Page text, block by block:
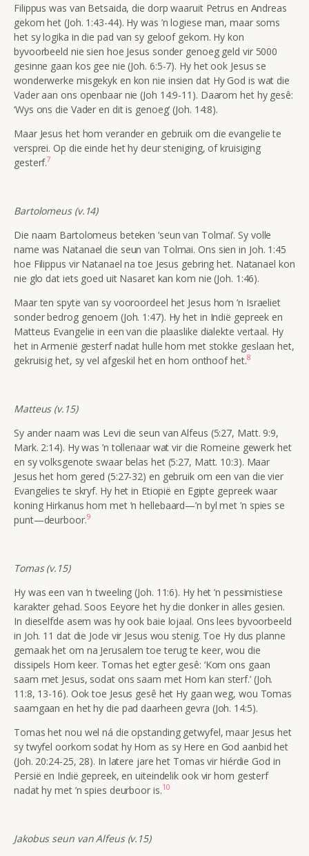
Filippus was van Betsaida, die dorp waaruit Petrus en Andreas
gekom het (Joh. 1:43-44). Hy was ’n logiese man, maar soms
het sy logika in die pad van sy geloof gekom. Hy kon
byvoorbeeld nie sien hoe Jesus sonder genoeg geld vir 5000
gesinne gaan kos gee nie (Joh. 6:5-7). Hy het ook Jesus se
wonderwerke misgekyk en kon nie insien dat Hy God is wat die
Vader aan ons openbaar nie (Joh 14:9-11). Daarom het hy gesê:
‘Wys ons die Vader en dit is genoeg’ (Joh. 14:8).
Maar Jesus het hom verander en gebruik om die evangelie te
versprei. Op die einde het hy deur steniging, of kruisiging
gesterf.7
Bartolomeus (v.14)
Die naam Bartolomeus beteken ‘seun van Tolmai’. Sy volle
name was Natanael die seun van Tolmai. Ons sien in Joh. 1:45
hoe Filippus vir Natanael na toe Jesus gebring het. Natanael kon
nie glo dat iets goed uit Nasaret kan kom nie (Joh. 1:46).
Maar ten spyte van sy vooroordeel het Jesus hom ’n Israeliet
sonder bedrog genoem (Joh. 1:47). Hy het in Indië gepreek en
Matteus Evangelie in een van die plaaslike dialekte vertaal. Hy
het in Armenië gesterf nadat hulle hom met stokke geslaan het,
gekruisig het, sy vel afgeskil het en hom onthoof het.8
Matteus (v.15)
Sy ander naam was Levi die seun van Alfeus (5:27, Matt. 9:9,
Mark. 2:14). Hy was ’n tollenaar wat vir die Romeine gewerk het
en sy volksgenote swaar belas het (5:27, Matt. 10:3). Maar
Jesus het hom gered (5:27-32) en gebruik om een van die vier
Evangelies te skryf. Hy het in Etiopië en Egipte gepreek waar
koning Hirkanus hom met ’n hellebaard—’n byl met ’n spies se
punt—deurboor.9
Tomas (v.15)
Hy was een van ’n tweeling (Joh. 11:6). Hy het ’n pessimistiese
karakter gehad. Soos Eeyore het hy die donker in alles gesien.
In dieselfde asem was hy ook baie lojaal. Ons lees byvoorbeeld
in Joh. 11 dat die Jode vir Jesus wou stenig. Toe Hy dus planne
gemaak het om na Jerusalem toe terug te keer, wou die
dissipels Hom keer. Tomas het egter gesê: ‘Kom ons gaan
saam met Jesus, sodat ons saam met Hom kan sterf.’ (Joh.
11:8, 13-16). Ook toe Jesus gesê het Hy gaan weg, wou Tomas
saamgaan en het hy die pad daarheen gevra (Joh. 14:5).
Tomas het nou wel ná die opstanding getwyfel, maar Jesus het
sy twyfel oorkom sodat hy Hom as sy Here en God aanbid het
(Joh. 20:24-25, 28). In latere jare het Tomas vir hiérdie God in
Persië en Indië gepreek, en uiteindelik ook vir hom gesterf
nadat hy met ’n spies deurboor is.10
Jakobus seun van Alfeus (v.15)